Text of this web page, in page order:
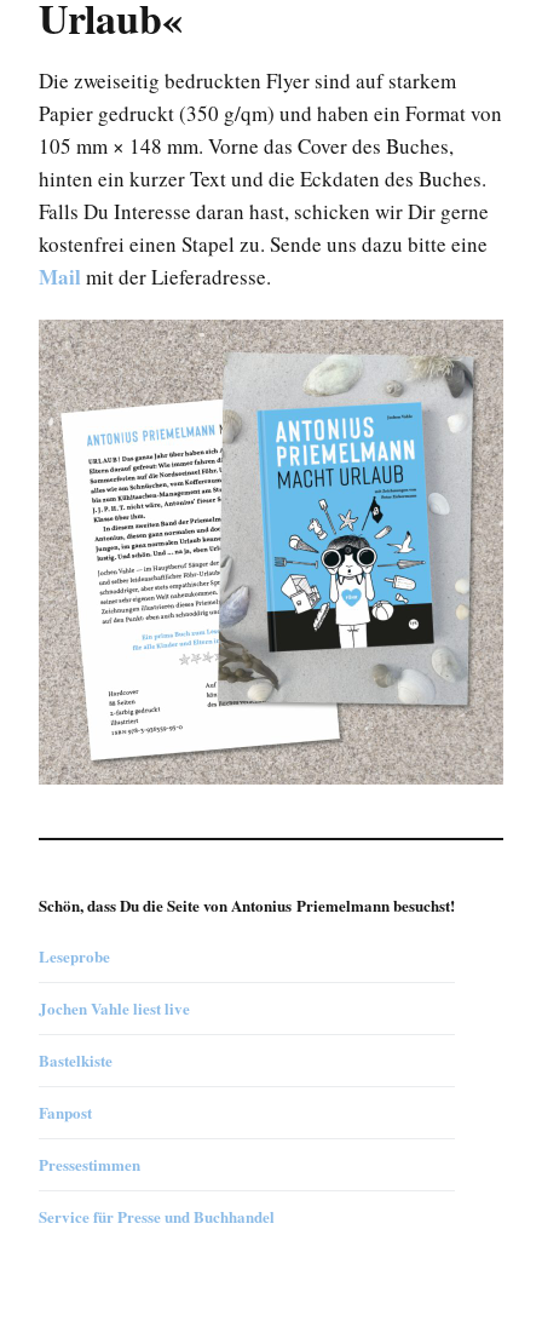
Urlaub«
Die zweiseitig bedruckten Flyer sind auf starkem
Papier gedruckt (350 g/qm) und haben ein Format von
105 mm × 148 mm. Vorne das Cover des Buches,
hinten ein kurzer Text und die Eckdaten des Buches.
Falls Du Interesse daran hast, schicken wir Dir gerne
kostenfrei einen Stapel zu. Sende uns dazu bitte eine
Mail mit der Lieferadresse.
Schön, dass Du die Seite von Antonius Priemelmann besuchst!
Leseprobe
Jochen Vahle liest live
Bastelkiste
Fanpost
Pressestimmen
Service für Presse und Buchhandel